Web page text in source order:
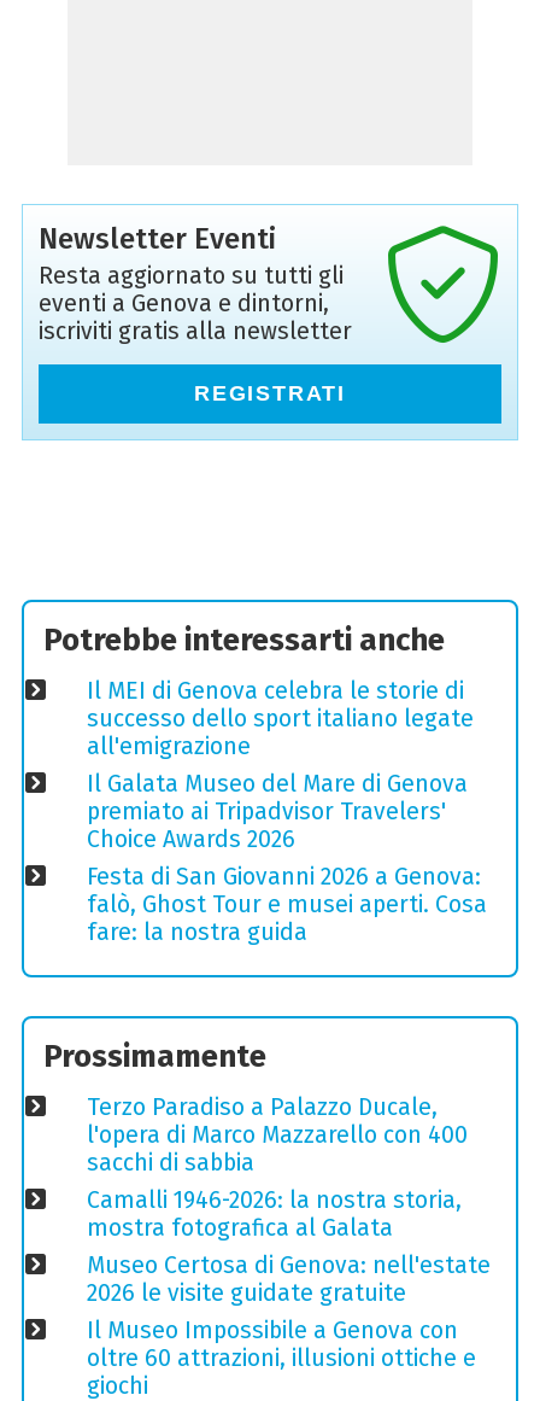
Newsletter Eventi
Resta aggiornato su tutti gli
eventi a Genova e dintorni,
iscriviti gratis alla newsletter
REGISTRATI
Potrebbe interessarti anche
Il MEI di Genova celebra le storie di
successo dello sport italiano legate
all'emigrazione
Il Galata Museo del Mare di Genova
premiato ai Tripadvisor Travelers'
Choice Awards 2026
Festa di San Giovanni 2026 a Genova:
falò, Ghost Tour e musei aperti. Cosa
fare: la nostra guida
Prossimamente
Terzo Paradiso a Palazzo Ducale,
l'opera di Marco Mazzarello con 400
sacchi di sabbia
Camalli 1946-2026: la nostra storia,
mostra fotografica al Galata
Museo Certosa di Genova: nell'estate
2026 le visite guidate gratuite
Il Museo Impossibile a Genova con
oltre 60 attrazioni, illusioni ottiche e
giochi